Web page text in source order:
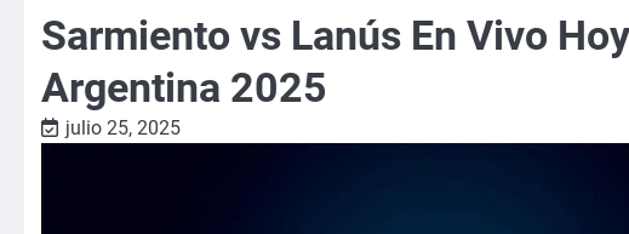
Sarmiento vs Lanús En Vivo
Argentina 2025
julio 25, 2025